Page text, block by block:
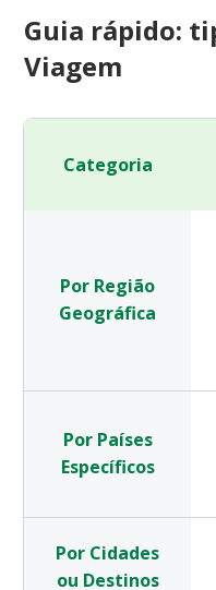
Guia rápido:
Viagem
Categoria
Por Região
Geográfica
Por Países
Específicos
Por Cidades
ou Destinos